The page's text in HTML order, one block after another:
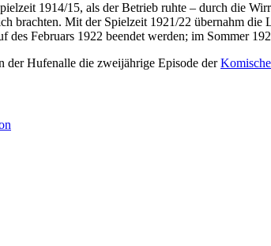
1914/15, als der Betrieb ruhte – durch die
brachten. Mit der Spielzeit 1921/22 übernahm
des Februars 1922 beendet werden; im Sommer
der Hufenalle die zweijährige Episode der